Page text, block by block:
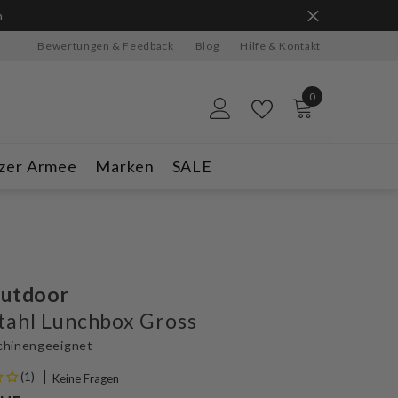
Bewertungen & Feedback Blog Hilfe & Kontakt
0
0
Armee Marken SALE
Lunchbox Gross
(1) Keine Fragen